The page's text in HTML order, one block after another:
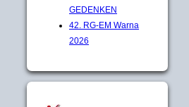
GEDENKEN
42. RG-EM Warna
2026